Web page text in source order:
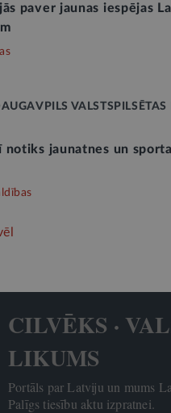
paver jaunas iespējas
notiks jaunatnes un
CILVĒKS ·
LIKUMS
Portāls par Latviju un mums
Palīgs tiesību aktu izpratnei.